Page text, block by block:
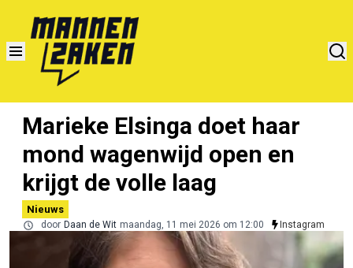
Marieke Elsinga doet haar
mond wagenwijd open en
krijgt de volle laag
Nieuws
door Daan de Wit maandag, 11 mei 2026 om 12:00 Instagram